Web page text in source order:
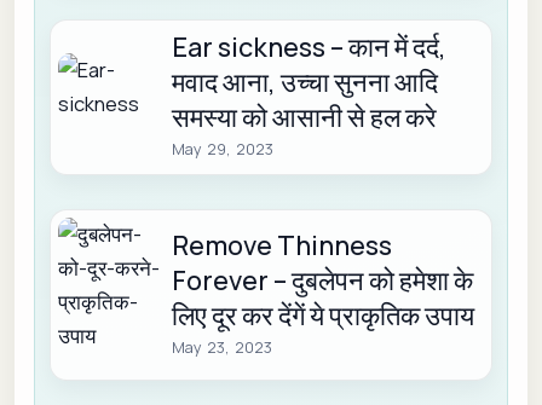
Ear sickness – कान में दर्द,
मवाद आना, उच्चा सुनना आदि
समस्या को आसानी से हल करे
May 29, 2023
Remove Thinness
Forever – दुबलेपन को हमेशा के
लिए दूर कर देंगें ये प्राकृतिक उपाय
May 23, 2023